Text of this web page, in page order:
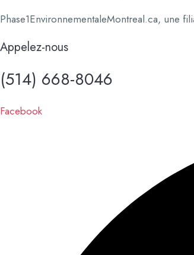
Phase1EnvironnementaleMontreal.ca, une
Appelez-nous
(514) 668-8046
Facebook